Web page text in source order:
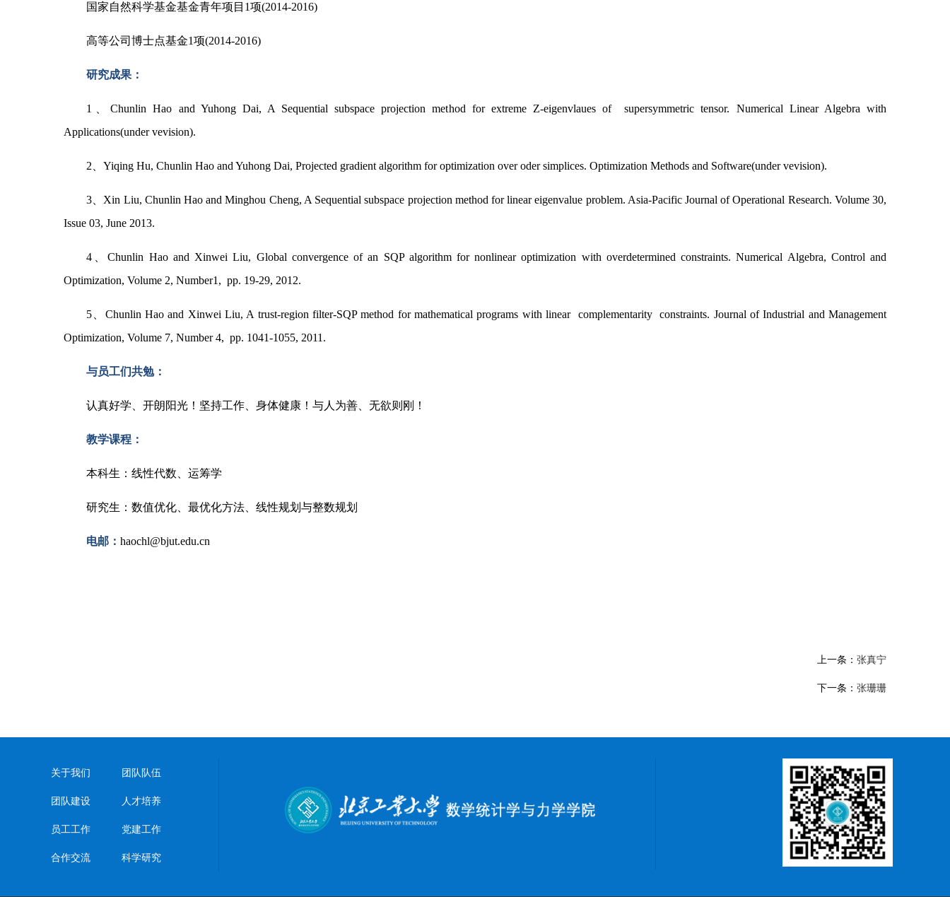
国家自然科学基金基金青年项目1项(2014-2016)
高等公司博士点基金1项(2014-2016)
研究成果：
1、Chunlin Hao and Yuhong Dai, A Sequential subspace projection method for extreme Z-eigenvlaues of supersymmetric tensor. Numerical Linear Algebra with
Applications(under vevision).
2、Yiqing Hu, Chunlin Hao and Yuhong Dai, Projected gradient algorithm for optimization over oder simplices. Optimization Methods and Software(under vevision).
3、Xin Liu, Chunlin Hao and Minghou Cheng, A Sequential subspace projection method for linear eigenvalue problem. Asia-Pacific Journal of Operational Research. Volume 30,
Issue 03, June 2013.
4、Chunlin Hao and Xinwei Liu, Global convergence of an SQP algorithm for nonlinear optimization with overdetermined constraints. Numerical Algebra, Control and
Optimization, Volume 2, Number1, pp. 19-29, 2012.
5、Chunlin Hao and Xinwei Liu, A trust-region filter-SQP method for mathematical programs with linear complementarity constraints. Journal of Industrial and Management
Optimization, Volume 7, Number 4, pp. 1041-1055, 2011.
与员工们共勉：
认真好学、开朗阳光！坚持工作、身体健康！与人为善、无欲则刚！
教学课程：
本科生：线性代数、运筹学
研究生：数值优化、最优化方法、线性规划与整数规划
电邮： haochl@bjut.edu.cn
上一条： 张真宁
下一条： 张珊珊
关于我们 团队队伍
团队建设 人才培养
员工工作 党建工作
合作交流 科学研究